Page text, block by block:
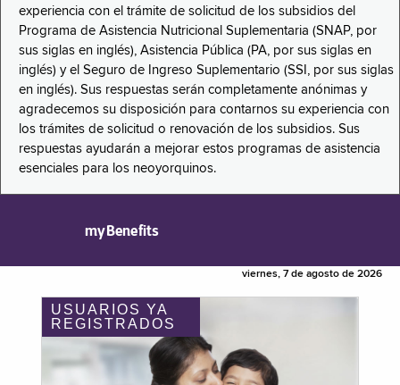
experiencia con el trámite de solicitud de los subsidios del
Programa de Asistencia Nutricional Suplementaria (SNAP, por
sus siglas en inglés), Asistencia Pública (PA, por sus siglas en
inglés) y el Seguro de Ingreso Suplementario (SSI, por sus siglas
en inglés). Sus respuestas serán completamente anónimas y
agradecemos su disposición para contarnos su experiencia con
los trámites de solicitud o renovación de los subsidios. Sus
respuestas ayudarán a mejorar estos programas de asistencia
esenciales para los neoyorquinos.
myBenefits
viernes, 7 de agosto de 2026
USUARIOS YA
REGISTRADOS